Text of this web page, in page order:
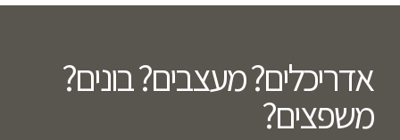
אדריכלים? מעצבים? בונים?
משפצים?​